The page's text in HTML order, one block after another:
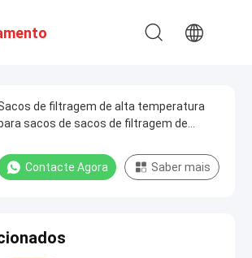
de filtragem de alta temperatura
sacos de sacos de filtragem de
de sacos de filtragem de sacos de
de sacos de filtragem de sacos
Contacte Agora Saber mais